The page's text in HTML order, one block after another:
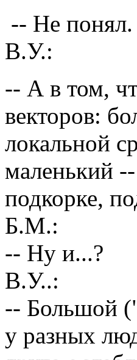
-- Не
В.У.:
-- А в том,
векторов:
локальной
маленький
подкорке,
Б.М.:
-- Ну и...?
В.У..:
-- Большой
у разных